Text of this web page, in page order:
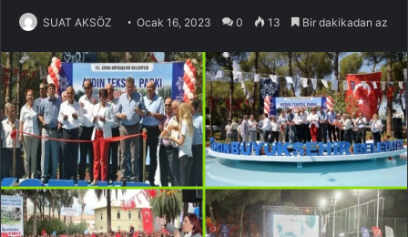
SUAT AKSÖZ Ocak 16, 2023 0 13 Bir dakikadan az